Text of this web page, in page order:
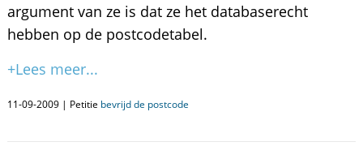
argument van ze is dat ze het databaserecht
hebben op de postcodetabel.
+Lees meer...
11-09-2009 | Petitie bevrijd de postcode